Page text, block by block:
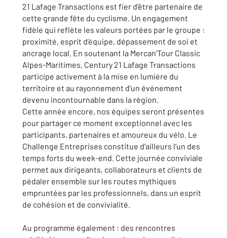
21 Lafage Transactions est fier d’être partenaire de
cette grande fête du cyclisme. Un engagement
fidèle qui reflète les valeurs portées par le groupe :
proximité, esprit d’équipe, dépassement de soi et
ancrage local. En soutenant la Mercan’Tour Classic
Alpes-Maritimes, Century 21 Lafage Transactions
participe activement à la mise en lumière du
territoire et au rayonnement d’un événement
devenu incontournable dans la région.
Cette année encore, nos équipes seront présentes
pour partager ce moment exceptionnel avec les
participants, partenaires et amoureux du vélo. Le
Challenge Entreprises constitue d’ailleurs l’un des
temps forts du week-end. Cette journée conviviale
permet aux dirigeants, collaborateurs et clients de
pédaler ensemble sur les routes mythiques
empruntées par les professionnels, dans un esprit
de cohésion et de convivialité.
Au programme également : des rencontres